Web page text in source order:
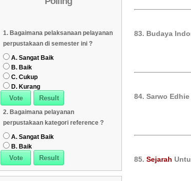
Daftar Koleksi (Subyek)
Dipinjam
07 Daftar Koleksi (Klasifikasi/ddc)
1. Bagaimana pelaksanaan pelayanan
perpustakaan di semester ini ?
A. Sangat Baik
B. Baik
C. Cukup
D. Kurang
2. Bagaimana pelayanan
perpustakaan kategori reference ?
A. Sangat Baik
B. Baik
83. Budaya
84. Sarwo
85. Sejarah